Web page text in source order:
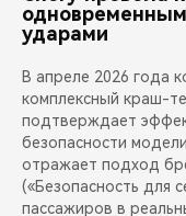
ударами
В апреле 2026 года
комплексный краш-
подтверждает
безопасности
отражает подход
(«Безопасность для
пассажиров в